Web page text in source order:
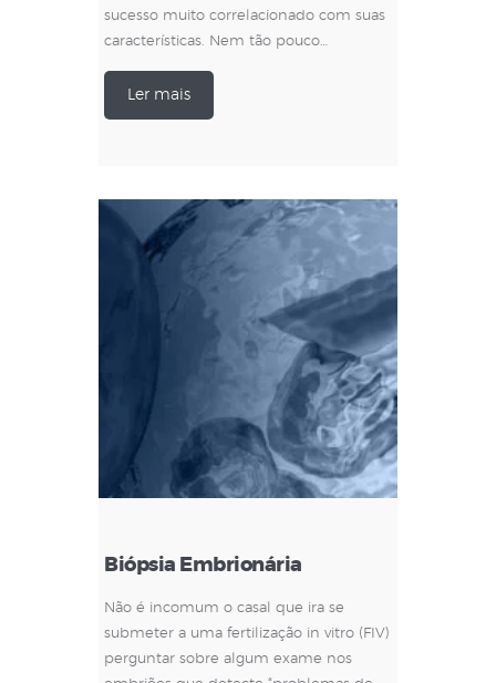
sucesso muito correlacionado com suas
características. Nem tão pouco…
Ler mais
Biópsia Embrionária
Não é incomum o casal que ira se
submeter a uma fertilização in vitro (FIV)
perguntar sobre algum exame nos